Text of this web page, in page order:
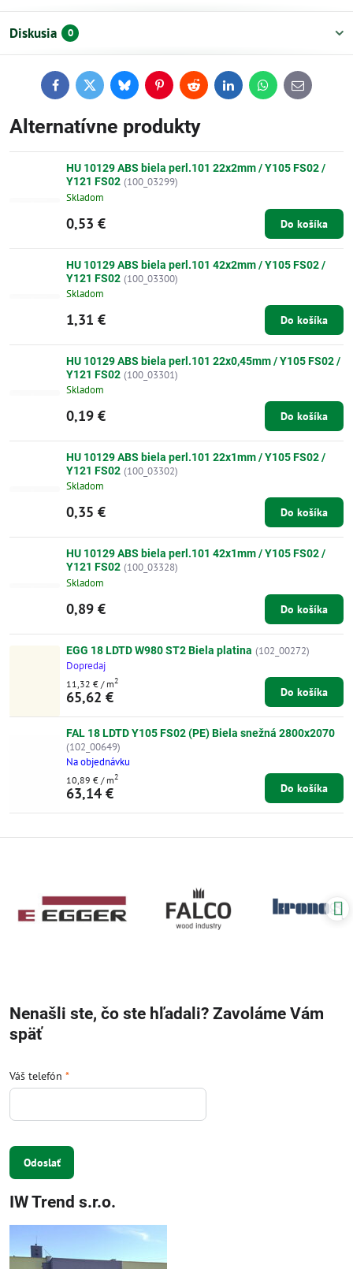
Diskusia 0
FacebookTwitterBlueskyPinterestReddit LinkedInWhatsApp
E-
mail
Alternatívne produkty
HU 10129 ABS biela perl.101 22x2mm / Y105 FS02 /
Y121 FS02 (100_03299)
Skladom
0,53 € Do košíka
HU 10129 ABS biela perl.101 42x2mm / Y105 FS02 /
Y121 FS02 (100_03300)
Skladom
1,31 € Do košíka
HU 10129 ABS biela perl.101 22x0,45mm / Y105 FS02 /
Y121 FS02 (100_03301)
Skladom
0,19 € Do košíka
HU 10129 ABS biela perl.101 22x1mm / Y105 FS02 /
Y121 FS02 (100_03302)
Skladom
0,35 € Do košíka
HU 10129 ABS biela perl.101 42x1mm / Y105 FS02 /
Y121 FS02 (100_03328)
Skladom
0,89 € Do košíka
EGG 18 LDTD W980 ST2 Biela platina (102_00272)
Dopredaj
65,62 €
11,32 € / m2
Do košíka
FAL 18 LDTD Y105 FS02 (PE) Biela snežná 2800x2070
(102_00649)
Na objednávku
63,14 €
10,89 € / m2
Do košíka
Nenašli ste, čo ste hľadali? Zavoláme Vám
späť
Váš telefón *
Odoslať
IW Trend s.r.o.